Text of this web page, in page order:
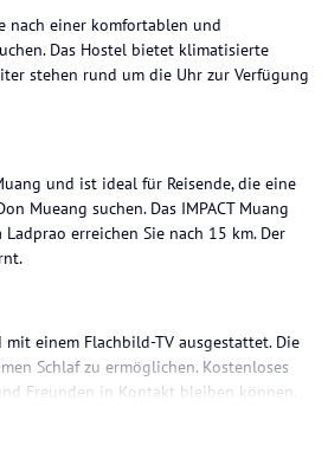
nach einer komfortablen und
Das Hostel bietet klimatisierte
stehen rund um die Uhr zur Verfügung
und ist ideal für Reisende, die eine
Mueang suchen. Das IMPACT Muang
erreichen Sie nach 15 km. Der
einem Flachbild-TV ausgestattet. Die
Schlaf zu ermöglichen. Kostenloses
Freunden in Kontakt bleiben können.